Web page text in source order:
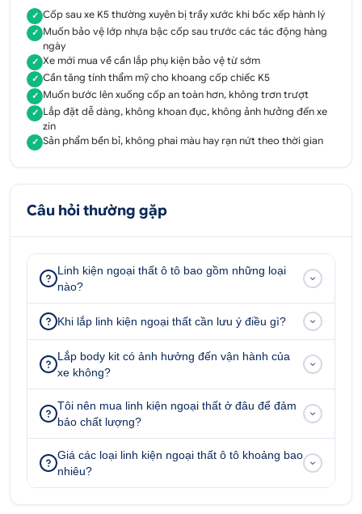
màu trong quá trình sử dụng.
Từng đường nét phụ kiện được thiết kế rất tinh tế,
bắt mắt làm tăng thêm nét sang trọng, hiện đại cho
chiếc K5. Trên bề mặt chống trầy cốp còn có các
đường gân nổi có tác dụng chống trơn trượt, tạo
thành bệ đỡ chắc chắn để vận chuyển hành lý lên
xuống được dễ dàng hơn.
Lắp đặt đơn giản, kết hợp sử dụng keo dán 2 mặt
thẩm mỹ cao.
trầy cốp ngoài để mang lại hiệu quả bảo vệ và nâng
cấp diện mạo xế cưng của mình nhé.
0707 183 868
Địa chỉ:52 - 58 Đường số 1, P.Bình Trị Đông B,
51 - 55 Đường số 7, P.An Lạc A, Q.Bình Tân, Tp.HCM
347 Quốc lộ 13, P. Hiệp Bình Phước, Q.Thủ Đức,
✓ Cốp sau xe K5 thường xuyên bị trầy xước khi bốc xếp hành lý
✓ Muốn bảo vệ lớp nhựa bậc cốp sau trước các tác động hàng
ngày
✓ Xe mới mua về cần lắp phụ kiện bảo vệ từ sớm
✓ Cần tăng tính thẩm mỹ cho khoang cốp chiếc K5
✓ Muốn bước lên xuống cốp an toàn hơn, không trơn trượt
✓ Lắp đặt dễ dàng, không khoan đục, không ảnh hưởng đến xe
zin
✓ Sản phẩm bền bỉ, không phai màu hay rạn nứt theo thời gian
Câu hỏi thường gặp
Linh kiện ngoại thất ô tô bao gồm những loại
nào?
Khi lắp linh kiện ngoại thất cần lưu ý điều gì?
Lắp body kit có ảnh hưởng đến vận hành của
xe không?
Tôi nên mua linh kiện ngoại thất ở đâu để đảm
bảo chất lượng?
Giá các loại linh kiện ngoại thất ô tô khoảng bao
nhiêu?